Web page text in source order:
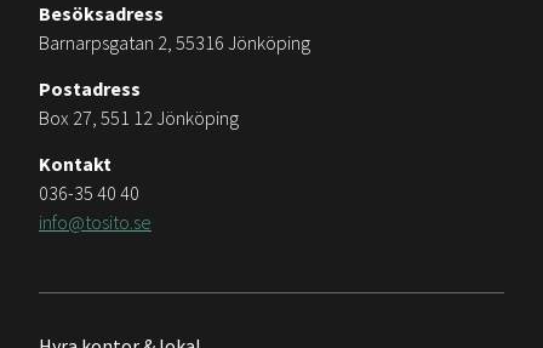
Besöksadress
Barnarpsgatan 2, 55316 Jönköping
Postadress
Box 27, 551 12 Jönköping
Kontakt
036-35 40 40
info@tosito.se